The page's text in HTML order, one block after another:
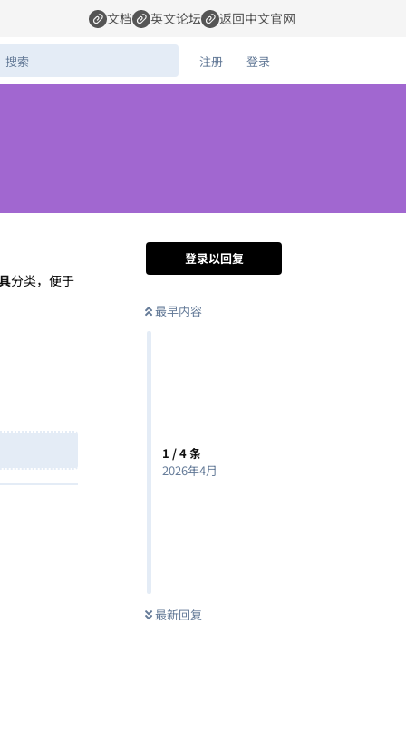
文档 英文论坛 返回中文官网
注册 登录
登录以回复
最早内容
1 /4条
2026年4月
最新回复
分类，便于